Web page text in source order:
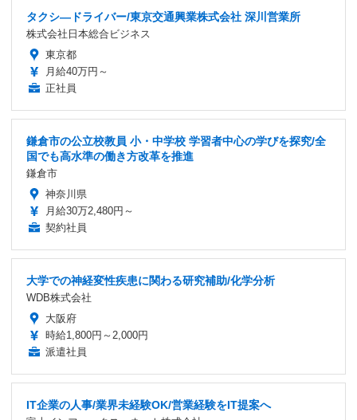
タクシ―ドライバー/東京交通興業株式会社 深川営業所
株式会社日本総合ビジネス
東京都
月給40万円～
正社員
鎌倉市の公立校教員 小・中学校 学習者中心の学びを探究/全
国でも高水準の働き方改革を推進
鎌倉市
神奈川県
月給30万2,480円～
契約社員
大学での神経変性疾患に関わる研究補助/化学分析
WDB株式会社
大阪府
時給1,800円～2,000円
派遣社員
IT企業の人事/業界未経験OK/営業経験をIT提案へ